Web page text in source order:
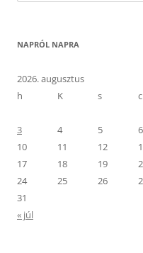
NAPRÓL NAPRA
2026. augusztus
h
K s c
3
4 5 6
10
11 12
17
18 19
24
25 26
31
« júl